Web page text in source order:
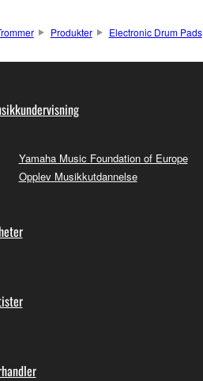
Produkter Electronic Drum Pads
Yamaha Music Foundation of Europe
Opplev Musikkutdannelse